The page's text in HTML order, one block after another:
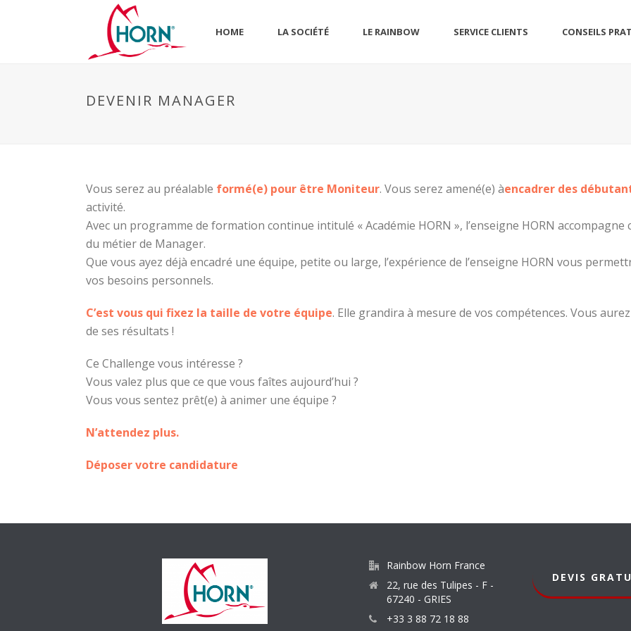
HOME LA SOCIÉTÉ LE RAINBOW SERVICE CLIENTS CONSEILS
DEVENIR MANAGER
Vous serez au préalable formé(e) pour être Moniteur. Vous serez amené(e) àencadrer des
activité.
Avec un programme de formation continue intitulé « Académie HORN », l’enseigne HORN
du métier de Manager.
Que vous ayez déjà encadré une équipe, petite ou large, l’expérience de l’enseigne HORN vous
vos besoins personnels.
C’est vous qui fixez la taille de votre équipe. Elle grandira à mesure de vos compétences. Vous
de ses résultats !
Ce Challenge vous intéresse ?
Vous valez plus que ce que vous faîtes aujourd’hui ?
Vous vous sentez prêt(e) à animer une équipe ?
N’attendez plus.
Déposer votre candidature
Rainbow Horn France
22, rue des Tulipes - F -
67240 - GRIES
+33 3 88 72 18 88
DEVIS